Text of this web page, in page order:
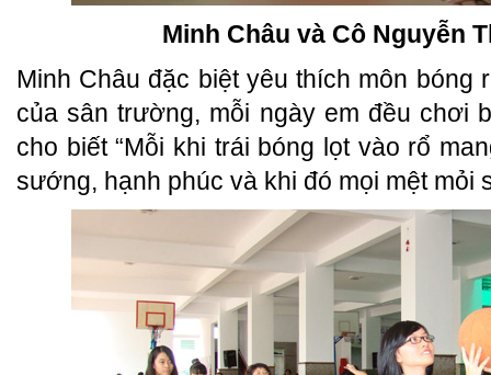
Minh Châu và Cô Nguyễn
Minh Châu đặc biệt yêu thích môn bóng
của sân trường, mỗi ngày em đều chơi
cho biết “Mỗi khi trái bóng lọt vào rổ
sướng, hạnh phúc và khi đó mọi mệt mỏi